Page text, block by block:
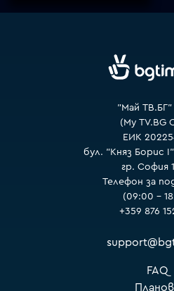
"Май
(My TV.BG
ЕИК
бул. "Княз Борис
гр. София
Телефон за
(09:00 –
+359 876
FAQ